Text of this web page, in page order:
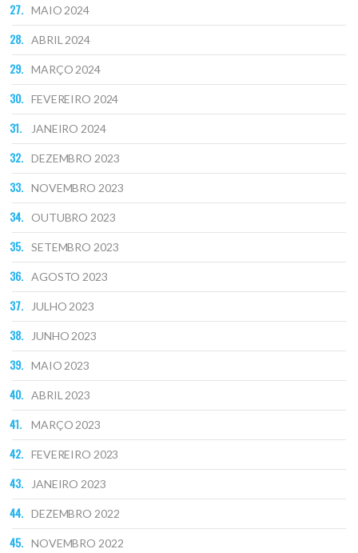
MAIO 2024
ABRIL 2024
MARÇO 2024
FEVEREIRO 2024
JANEIRO 2024
DEZEMBRO 2023
NOVEMBRO 2023
OUTUBRO 2023
SETEMBRO 2023
AGOSTO 2023
JULHO 2023
JUNHO 2023
MAIO 2023
ABRIL 2023
MARÇO 2023
FEVEREIRO 2023
JANEIRO 2023
DEZEMBRO 2022
NOVEMBRO 2022